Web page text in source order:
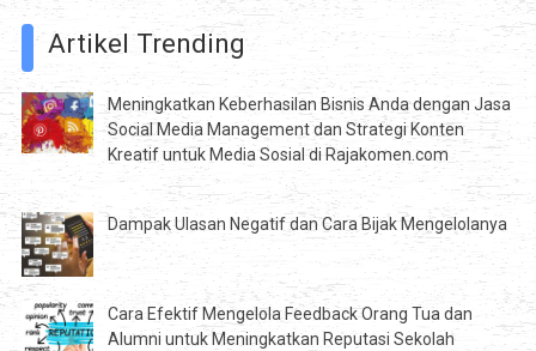
Artikel Trending
Meningkatkan Keberhasilan Bisnis Anda dengan Jasa
Social Media Management dan Strategi Konten
Kreatif untuk Media Sosial di Rajakomen.com
Dampak Ulasan Negatif dan Cara Bijak Mengelolanya
Cara Efektif Mengelola Feedback Orang Tua dan
Alumni untuk Meningkatkan Reputasi Sekolah